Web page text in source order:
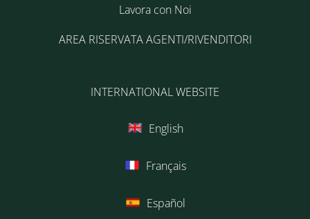
Lavora con Noi
AREA RISERVATA AGENTI/RIVENDITORI
INTERNATIONAL WEBSITE
English
Français
Español